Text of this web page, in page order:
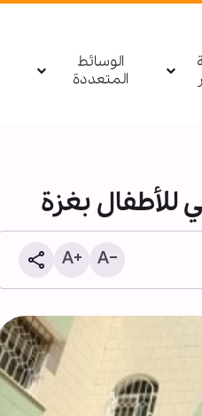
الوسائط
المتعددة
بغزة